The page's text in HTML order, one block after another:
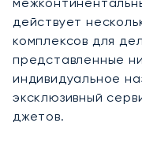
действует
комплексов для
представленные
индивидуальное
эксклюзивный
джетов.